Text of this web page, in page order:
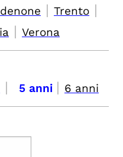
| Trento |
| Verona
| 5 anni | 6 anni